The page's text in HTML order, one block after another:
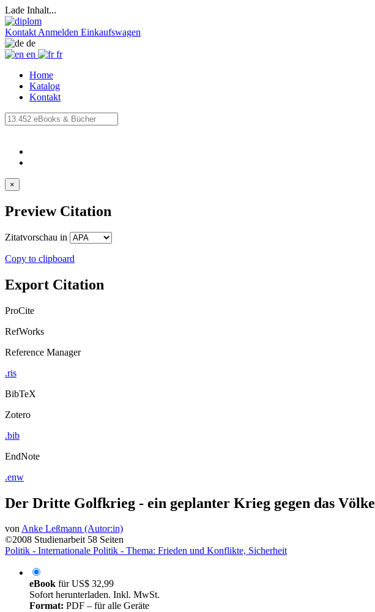
Lade Inhalt...
Kontakt Anmelden Einkaufswagen
de
en
fr
Home
Katalog
Kontakt
×
Preview Citation
Zitatvorschau in
Copy to clipboard
Export Citation
ProCite
RefWorks
Reference Manager
.ris
BibTeX
Zotero
.bib
EndNote
.enw
Der Dritte Golfkrieg - ein geplanter Krieg gegen das
vonAnke Leßmann (Autor:in)
©2008 Studienarbeit 58 Seiten
Politik - Internationale Politik - Thema: Frieden und Konflikte, Sicherheit
eBook fürUS$ 32,99
Sofort herunterladen. Inkl. MwSt.
Format: PDF – für alle Geräte